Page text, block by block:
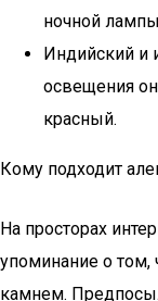
ночной
Индийский и
освещения
красный.
Кому подходит
На просторах
упоминание о том,
камнем.